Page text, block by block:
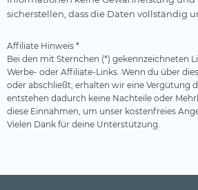
sicherstellen, dass die Daten vollständig
Affiliate Hinweis *
Bei den mit Sternchen (*) gekennzeichneten
Werbe- oder Affiliate-Links. Wenn du über
oder abschließt, erhalten wir eine Vergütung
entstehen dadurch keine Nachteile oder
diese Einnahmen, um unser kostenfreies
Vielen Dank für deine Unterstützung.